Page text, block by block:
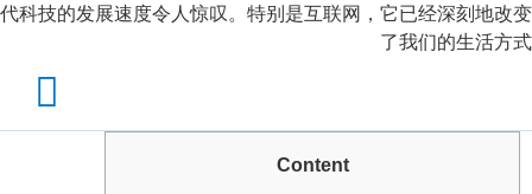
代科技的发展速度令人惊叹。特别是互联网，它已经深刻地改变
了我们的生活方式
Content